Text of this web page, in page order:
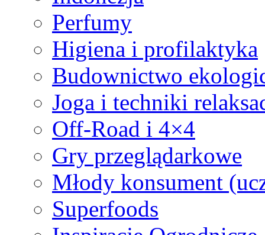
Perfumy
Higiena i profilaktyka
Budownictwo
Joga i techniki
Off-Road i 4×4
Gry przeglądarkowe
Młody konsument
Superfoods